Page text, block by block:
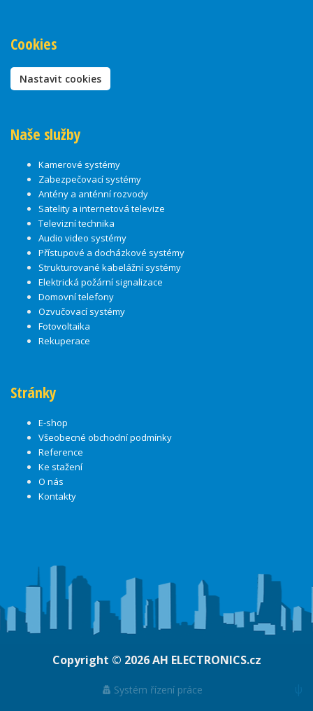
Cookies
Nastavit cookies
Naše služby
Kamerové systémy
Zabezpečovací systémy
Antény a anténní rozvody
Satelity a internetová televize
Televizní technika
Audio video systémy
Přístupové a docházkové systémy
Strukturované kabelážní systémy
Elektrická požární signalizace
Domovní telefony
Ozvučovací systémy
Fotovoltaika
Rekuperace
Stránky
E-shop
Všeobecné obchodní podmínky
Reference
Ke stažení
O nás
Kontakty
Copyright © 2026AH ELECTRONICS.cz
Systém řízení práce